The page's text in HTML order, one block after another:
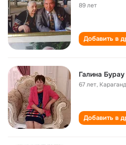
89 лет
Добавить в
Галина
67 лет,
Добавить в